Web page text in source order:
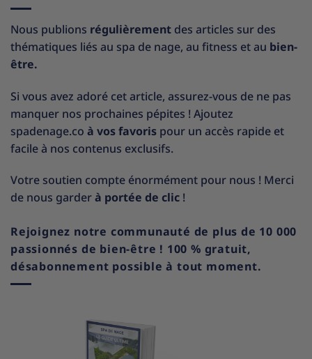
Nous publions régulièrement des articles sur des
thématiques liés au spa de nage, au fitness et au bien-
être.
Si vous avez adoré cet article, assurez-vous de ne pas
manquer nos prochaines pépites ! Ajoutez
spadenage.co à vos favoris pour un accès rapide et
facile à nos contenus exclusifs.
Votre soutien compte énormément pour nous ! Merci
de nous garderà portée de clic !
Rejoignez notre communauté de plus de 10 000
passionnés de bien-être ! 100 % gratuit,
désabonnement possible à tout moment.